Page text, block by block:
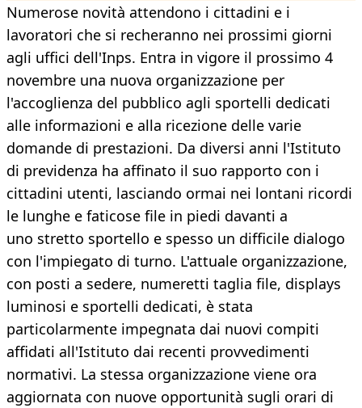
Numerose novità attendono i cittadini e i
lavoratori che si recheranno nei prossimi giorni
agli uffici dell'Inps. Entra in vigore il prossimo 4
novembre una nuova organizzazione per
l'accoglienza del pubblico agli sportelli dedicati
alle informazioni e alla ricezione delle varie
domande di prestazioni. Da diversi anni l'Istituto
di previdenza ha affinato il suo rapporto con i
cittadini utenti, lasciando ormai nei lontani ricordi
le lunghe e faticose file in piedi davanti a
uno stretto sportello e spesso un difficile dialogo
con l'impiegato di turno. L'attuale organizzazione,
con posti a sedere, numeretti taglia file, displays
luminosi e sportelli dedicati, è stata
particolarmente impegnata dai nuovi compiti
affidati all'Istituto dai recenti provvedimenti
normativi. La stessa organizzazione viene ora
aggiornata con nuove opportunità sugli orari di